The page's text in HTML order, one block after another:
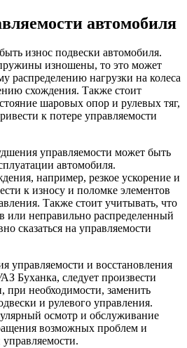
автомобиля
износ подвески автомобиля.
изношены, то это может
распределению нагрузки на колеса
схождения. Также стоит
шаровых опор и рулевых тяг,
к потере управляемости
управляемости может быть
автомобиля.
например, резкое ускорение и
к износу и поломке элементов
Также стоит учитывать, что
или неправильно распределенный
сказаться на управляемости
управляемости и восстановления
Буханка, следует произвести
при необходимости, заменить
и рулевого управления.
осмотр и обслуживание
возможных проблем и